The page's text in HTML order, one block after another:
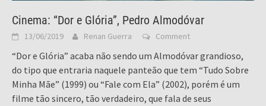
Cinema: “Dor e Glória”, Pedro Almodóvar
13/06/2019 Renan Guerra Comment
“Dor e Glória” acaba não sendo um Almodóvar grandioso,
do tipo que entraria naquele panteão que tem “Tudo Sobre
Minha Mãe” (1999) ou “Fale com Ela” (2002), porém é um
filme tão sincero, tão verdadeiro, que fala de seus